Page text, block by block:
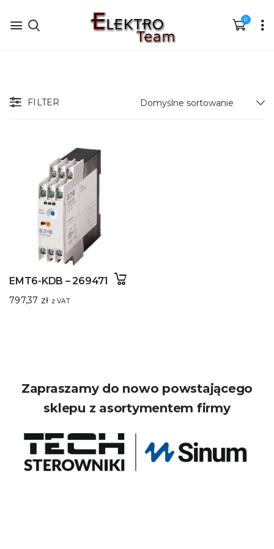
0
FILTER
EMT6-KDB – 269471
797,37 zł z VAT
Zapraszamy do nowo powstającego
sklepu z asortymentem firmy